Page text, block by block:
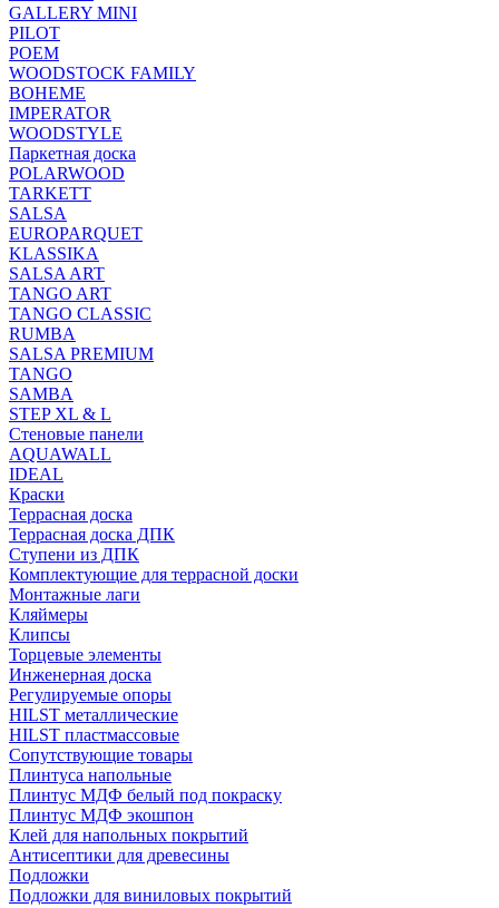
GALLERY MINI
PILOT
POEM
WOODSTOCK FAMILY
BOHEME
IMPERATOR
WOODSTYLE
Паркетная доска
POLARWOOD
TARKETT
SALSA
EUROPARQUET
KLASSIKA
SALSA ART
TANGO ART
TANGO CLASSIC
RUMBA
SALSA PREMIUM
TANGO
SAMBA
STEP XL & L
Стеновые панели
AQUAWALL
IDEAL
Краски
Террасная доска
Террасная доска ДПК
Ступени из ДПК
Комплектующие для террасной доски
Монтажные лаги
Кляймеры
Клипсы
Торцевые элементы
Инженерная доска
Регулируемые опоры
HILST металлические
HILST пластмассовые
Сопутствующие товары
Плинтуса напольные
Плинтус МДФ белый под покраску
Плинтус МДФ экошпон
Клей для напольных покрытий
Антисептики для древесины
Подложки
Подложки для виниловых покрытий